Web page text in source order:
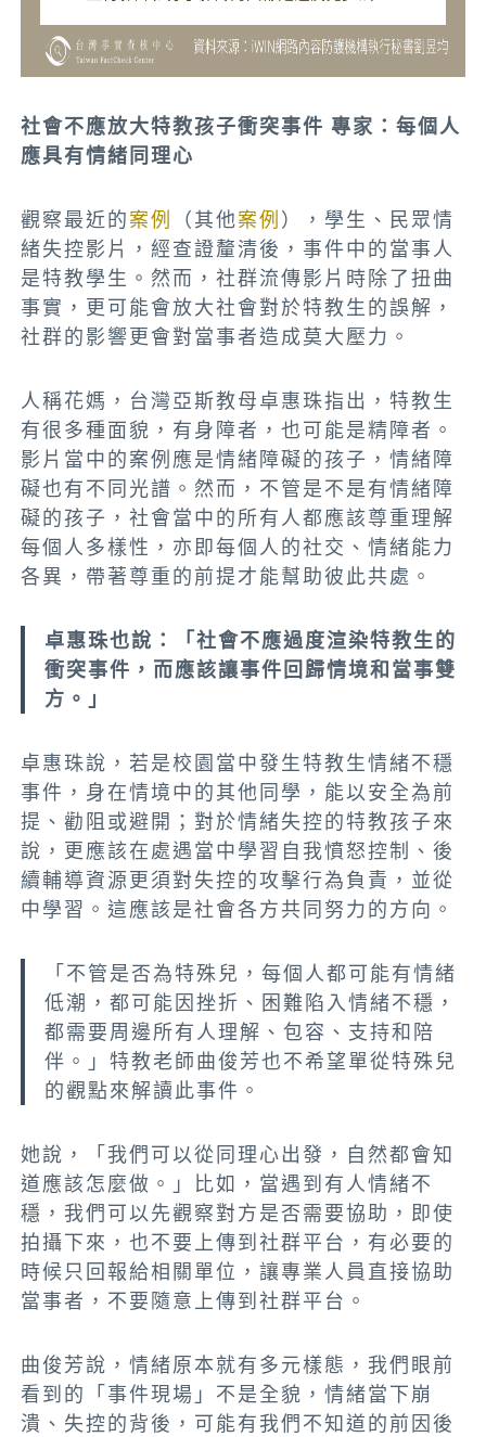
社會不應放大特教孩子衝突事件 專家：每個人
應具有情緒同理心
觀察最近的案例 （其他案例 ）
，學生、民眾情
緒失控影片，經查證釐清後，事件中的當事人
是特教學生。然而，社群流傳影片時除了扭曲
事實，更可能會放大社會對於特教生的誤解，
社群的影響更會對當事者造成莫大壓力。
人稱花媽，台灣亞斯教母卓惠珠指出，特教生
有很多種面貌，有身障者，也可能是精障者。
影片當中的案例應是情緒障礙的孩子，情緒障
礙也有不同光譜。然而，不管是不是有情緒障
礙的孩子，社會當中的所有人都應該尊重理解
每個人多樣性，亦即每個人的社交、情緒能力
各異，帶著尊重的前提才能幫助彼此共處。
卓惠珠也說：「社會不應過度渲染特教生的
衝突事件，而應該讓事件回歸情境和當事雙
方。」
卓惠珠說，若是校園當中發生特教生情緒不穩
事件，身在情境中的其他同學，能以安全為前
提、勸阻或避開；對於情緒失控的特教孩子來
說，更應該在處遇當中學習自我憤怒控制、後
續輔導資源更須對失控的攻擊行為負責，並從
中學習。這應該是社會各方共同努力的方向。
「不管是否為特殊兒，每個人都可能有情緒
低潮，都可能因挫折、困難陷入情緒不穩，
都需要周邊所有人理解、包容、支持和陪
伴。」特教老師曲俊芳也不希望單從特殊兒
的觀點來解讀此事件。
她說，「我們可以從同理心出發，自然都會知
道應該怎麼做。」比如，當遇到有人情緒不
穩，我們可以先觀察對方是否需要協助，即使
拍攝下來，也不要上傳到社群平台，有必要的
時候只回報給相關單位，讓專業人員直接協助
當事者，不要隨意上傳到社群平台。
曲俊芳說，情緒原本就有多元樣態，我們眼前
看到的「事件現場」不是全貌，情緒當下崩
潰、失控的背後，可能有我們不知道的前因後